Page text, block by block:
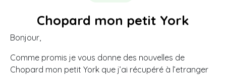
Chopard mon petit York
Bonjour,
Comme promis je vous donne des nouvelles de
Chopard mon petit York que j’ai récupéré à l’etranger